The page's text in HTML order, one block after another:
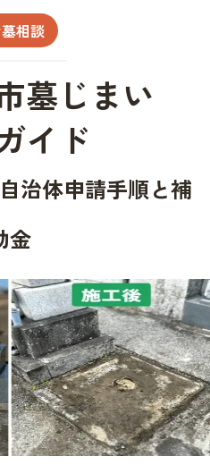
相談
墓じまい
イド
治体申請手順と補
金